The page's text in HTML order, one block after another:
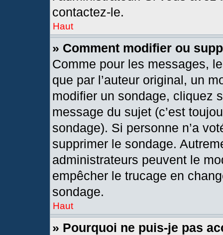
contactez-le.
Haut
» Comment modifier ou
Comme pour les messages,
que par l’auteur original, un
modifier un sondage, cliquez
message du sujet (c’est
sondage). Si personne n’a
supprimer le sondage.
administrateurs peuvent le
empêcher le trucage en
sondage.
Haut
» Pourquoi ne puis-je pas